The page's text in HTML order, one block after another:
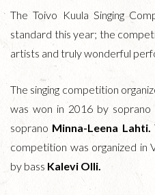
The Toivo Kuula Singing
standard this year; the
artists and truly wonderful
The singing competition
was won in 2016 by soprano
soprano Minna-Leena Lahti.
competition was organized in
by bassKalevi Olli.